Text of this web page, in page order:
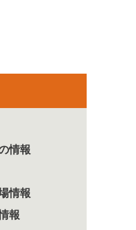
情報
情報
報